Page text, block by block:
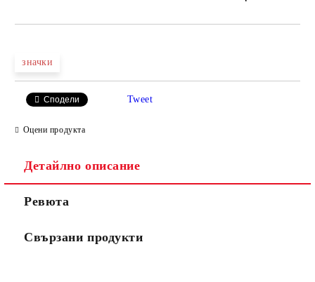
Съгласен съм с
Ние ще се свържем с вас в рамките на работния ден.
значки
Сподели Tweet
Оцени продукта
Детайлно описание
Ревюта
Свързани продукти